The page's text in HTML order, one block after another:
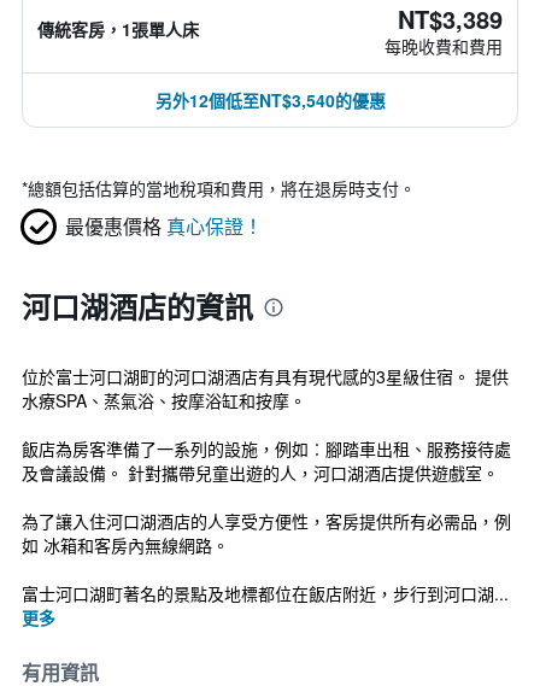
傳統客房，1張單人床 NT$3,389
每晚收費和費用
另外12個低至NT$3,540的優惠
*總額包括估算的當地稅項和費用，將在退房時支付。
最優惠價格 真心保證！
河口湖酒店的資訊
位於富士河口湖町的河口湖酒店有具有現代感的3星級住宿。 提供
水療SPA、蒸氣浴、按摩浴缸和按摩。
飯店為房客準備了一系列的設施，例如︰腳踏車出租、服務接待處
及會議設備。 針對攜帶兒童出遊的人，河口湖酒店提供遊戲室。
為了讓入住河口湖酒店的人享受方便性，客房提供所有必需品，例
如 冰箱和客房內無線網路。
富士河口湖町著名的景點及地標都位在飯店附近，步行到河口湖...
更多
有用資訊